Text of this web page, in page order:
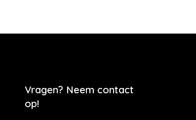
Vragen? Neem contact
op!